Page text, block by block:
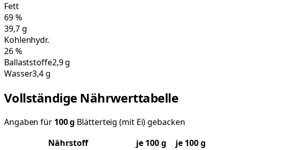
Fett
69%
39,7g
Kohlenhydr.
26%
Ballaststoffe2,9 g
Wasser3,4 g
Vollständige Nährwerttabelle
Angaben für 100g Blätterteig (mit Ei) gebacken
Nährstoff
je 100g
je 100 g